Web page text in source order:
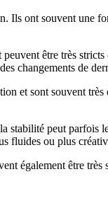
Ils ont souvent une
être très stricts
changements de
et sont souvent très
stabilité peut parfois
fluides ou plus
également être très